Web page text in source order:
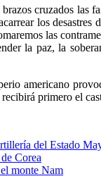
cruzados las
los desastres
las
la paz, la
americano
primero el
del Estado
Corea
monte Nam